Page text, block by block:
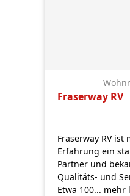
Fraserway RV
Fraserway RV ist
Erfahrung ein
Partner und
Qualitäts- und
Etwa 100... mehr